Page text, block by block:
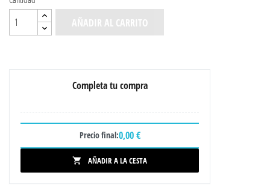
AÑADIR AL CARRITO
Completa tu compra
Precio final:0,00 €
 AÑADIR A LA CESTA